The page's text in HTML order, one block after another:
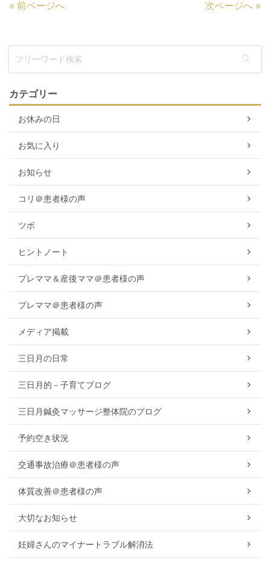
« 前ページへ 次ページへ »
カテゴリー
お休みの日
お気に入り
お知らせ
コリ＠患者様の声
ツボ
ヒントノート
プレママ＆産後ママ＠患者様の声
プレママ＠患者様の声
メディア掲載
三日月の日常
三日月的－子育てブログ
三日月鍼灸マッサージ整体院のブログ
予約空き状況
交通事故治療＠患者様の声
体質改善＠患者様の声
大切なお知らせ
妊婦さんのマイナートラブル解消法